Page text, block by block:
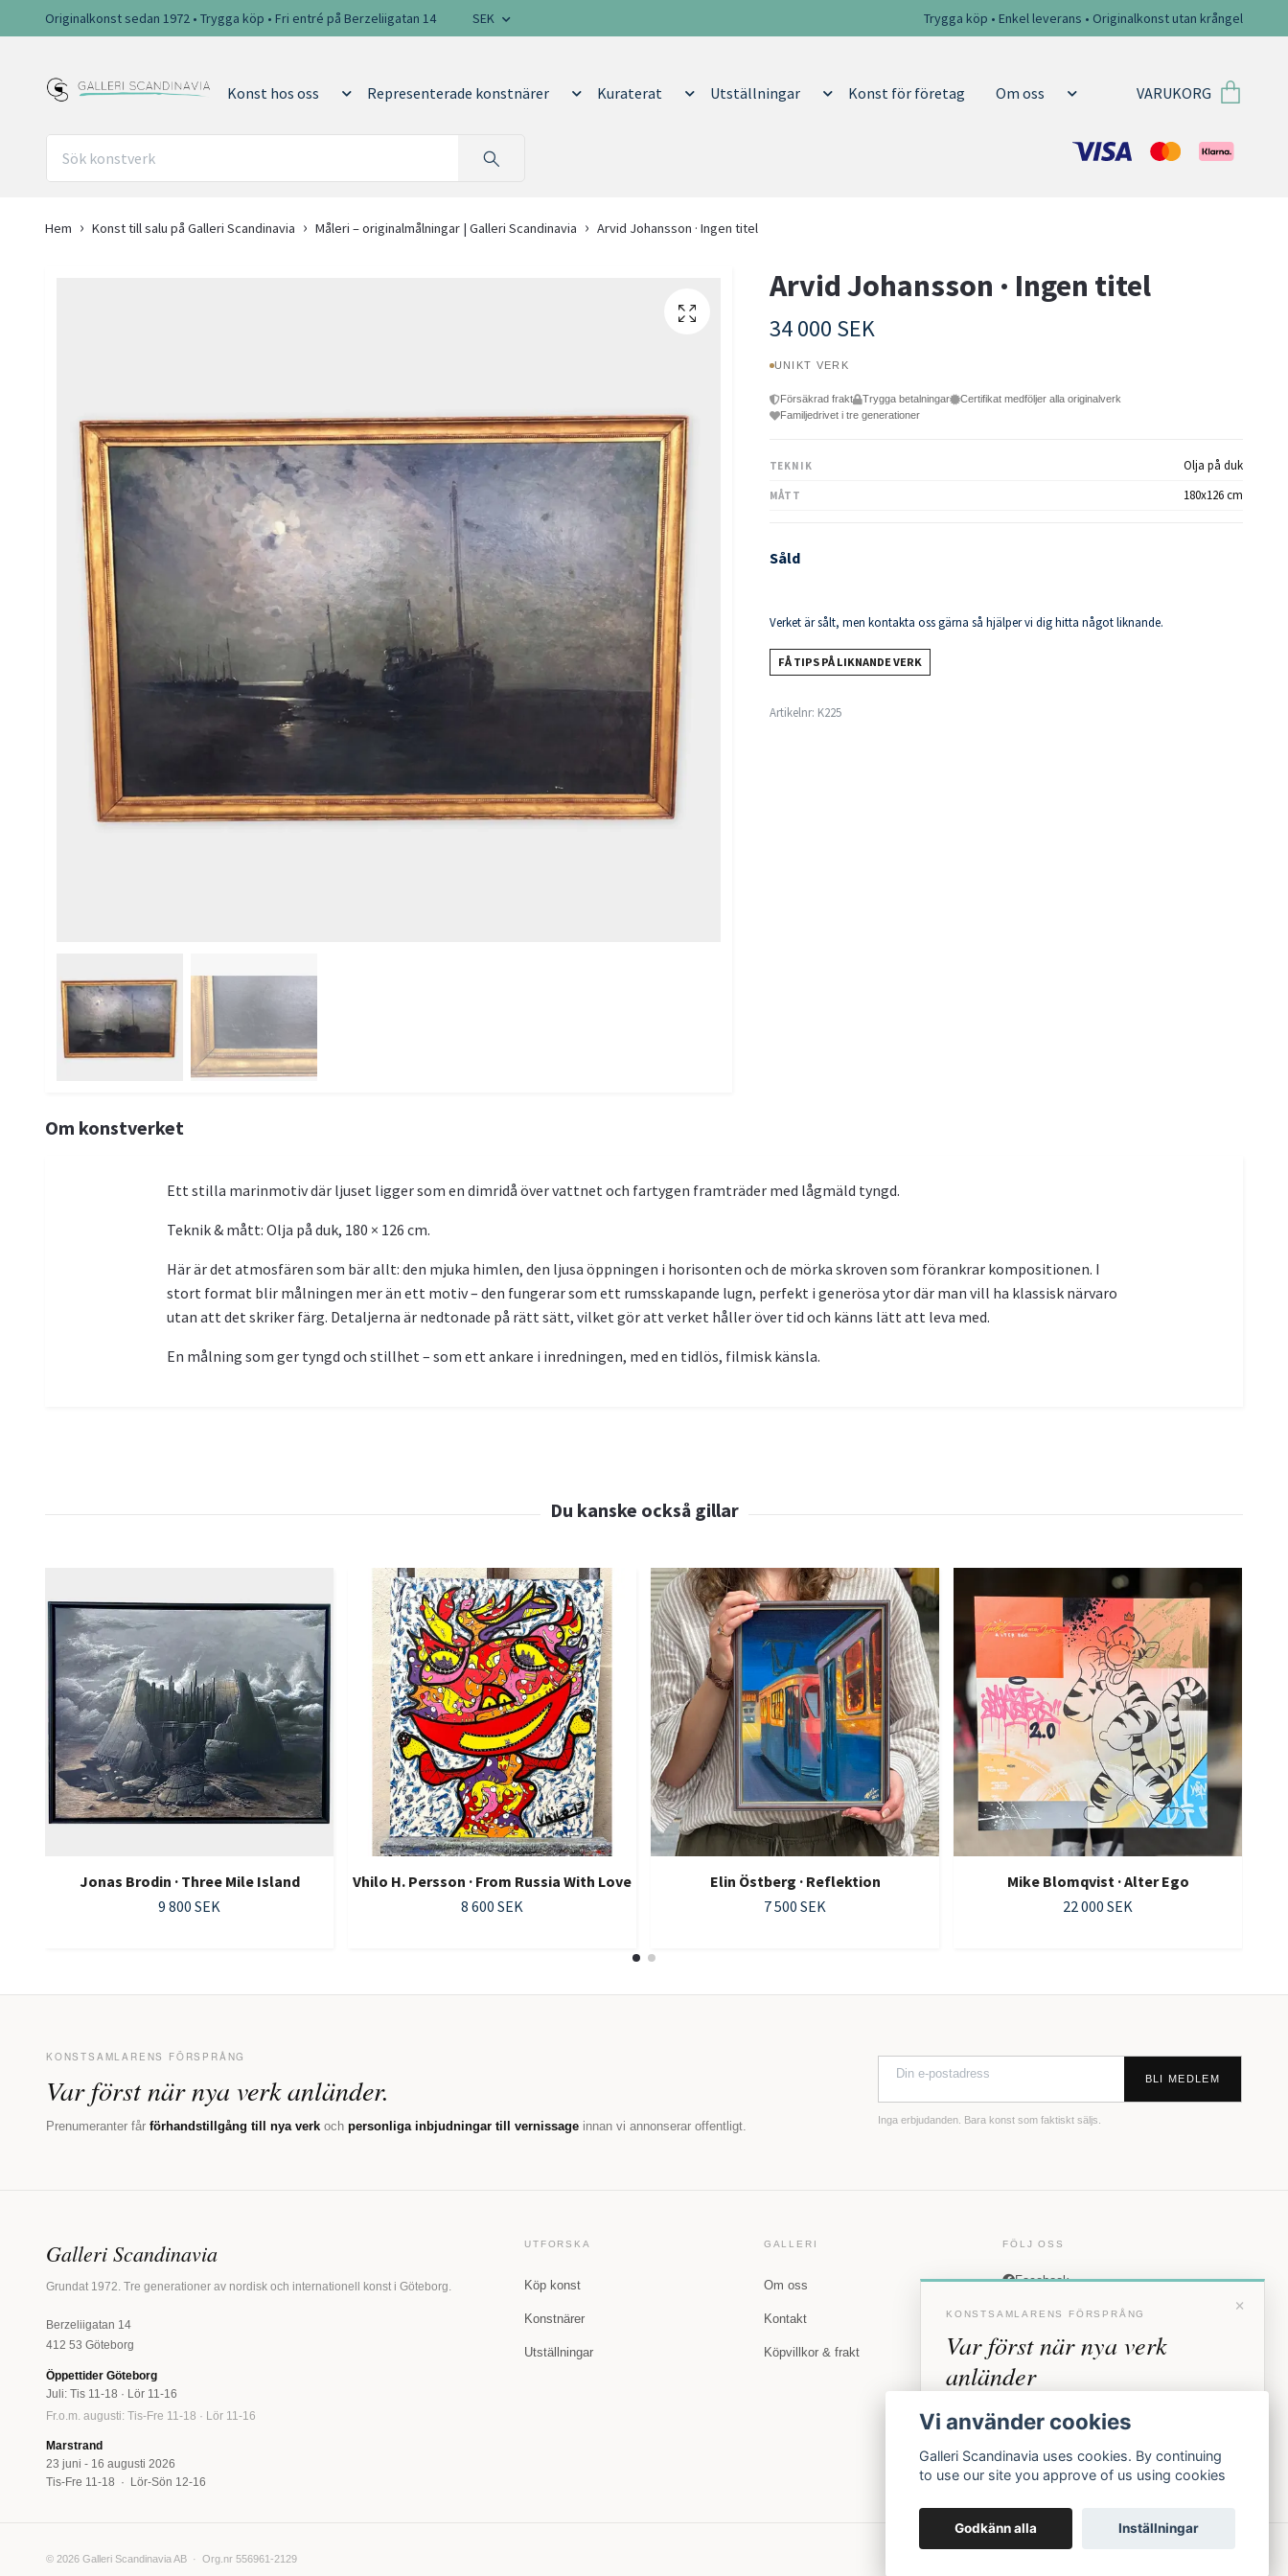
Originalkonst sedan 1972 • Trygga köp • Fri entré på Berzeliigatan 14 SEK Trygga köp • Enkel leverans • Originalkonst utan krångel
Konst hos oss Representerade konstnärer Kuraterat Utställningar Konst för företag Om oss VARUKORG
Hem Konst till salu på Galleri Scandinavia Måleri – originalmålningar | Galleri Scandinavia Arvid Johansson · Ingen titel
Arvid Johansson · Ingen titel
34 000 SEK
UNIKT VERK
Försäkrad frakt Trygga betalningar
Certifikat medföljer alla originalverk
Familjedrivet i tre generationer
TEKNIK Olja på duk
MÅTT 180x126 cm
Såld
Verket är sålt, men kontakta oss gärna så hjälper vi dig hitta något liknande.
FÅ TIPS PÅ LIKNANDE VERK
Artikelnr: K225
Om konstverket
Ett stilla marinmotiv där ljuset ligger som en dimridå över vattnet och fartygen framträder med lågmäld tyngd.
Teknik & mått: Olja på duk, 180 × 126 cm.
Här är det atmosfären som bär allt: den mjuka himlen, den ljusa öppningen i horisonten och de mörka skroven som förankrar kompositionen. I
stort format blir målningen mer än ett motiv – den fungerar som ett rumsskapande lugn, perfekt i generösa ytor där man vill ha klassisk närvaro
utan att det skriker färg. Detaljerna är nedtonade på rätt sätt, vilket gör att verket håller över tid och känns lätt att leva med.
En målning som ger tyngd och stillhet – som ett ankare i inredningen, med en tidlös, filmisk känsla.
Jonas Brodin · Three Mile Island
9 800 SEK
Vhilo H. Persson · From Russia With Love
8 600 SEK
Elin Östberg · Reflektion
7 500 SEK
Mike Blomqvist · Alter Ego
22 000 SEK
KONSTSAMLARENS FÖRSPRÅNG
Var först när nya verk anländer.
Prenumeranter får förhandstillgång till nya verk och personliga inbjudningar till vernissage innan vi annonserar offentligt.
BLI MEDLEM
Inga erbjudanden. Bara konst som faktiskt säljs.
Galleri Scandinavia
Grundat 1972. Tre generationer av nordisk och internationell konst i Göteborg.
Berzeliigatan 14
412 53 Göteborg
Öppettider Göteborg
Juli: Tis 11-18 · Lör 11-16
Fr.o.m. augusti: Tis-Fre 11-18 · Lör 11-16
Marstrand
23 juni - 16 augusti 2026
Tis-Fre 11-18 · Lör-Sön 12-16
UTFORSKA
Köp konst
Konstnärer
Utställningar
GALLERI
Om oss
Kontakt
Köpvillkor & frakt
FÖLJ OSS
Facebook
© 2026 Galleri Scandinavia AB · Org.nr 556961-2129
×
KONSTSAMLARENS FÖRSPRÅNG
Var först när nya verk
anländer
Förhandstillgång till nya verk och personliga
inbjudningar till vernissage, innan vi annonserar
offentligt.
Vi använder cookies
Galleri Scandinavia uses cookies. By continuing
to use our site you approve of us using cookies
Godkänn alla Inställningar